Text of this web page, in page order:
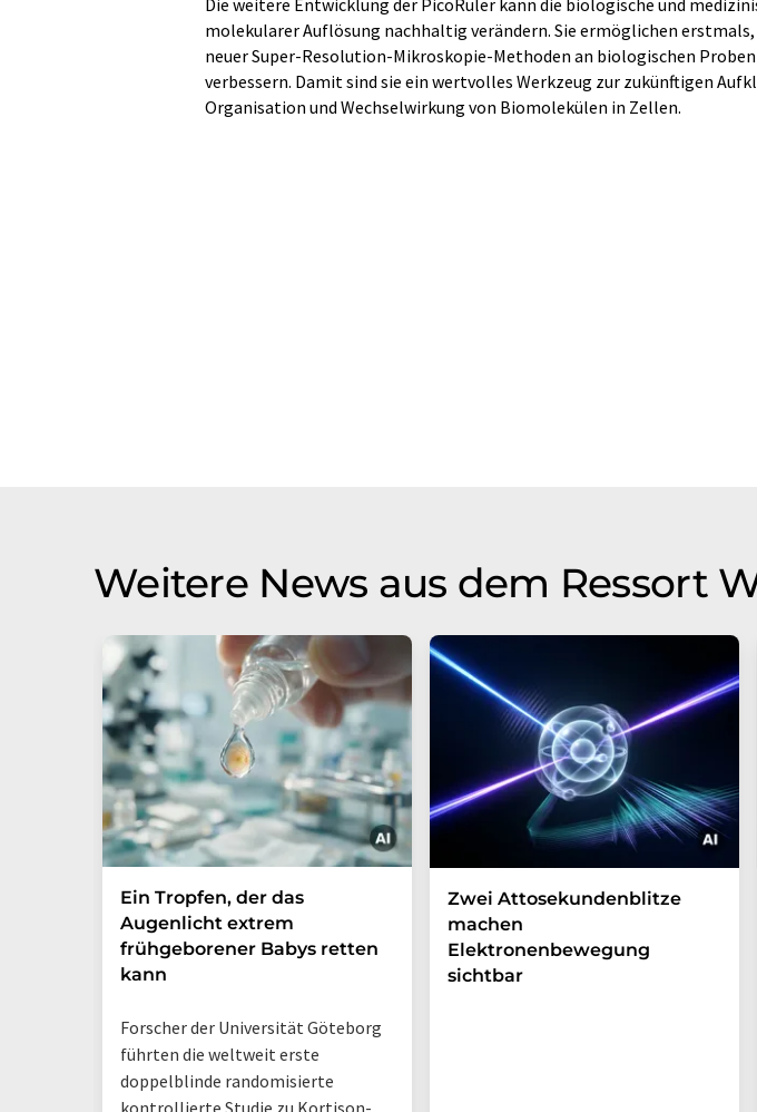
Die weitere Entwicklung der PicoRuler kann die biologische und
molekularer Auflösung nachhaltig verändern. Sie ermöglichen
neuer Super-Resolution-Mikroskopie-Methoden an biologischen Proben
verbessern. Damit sind sie ein wertvolles Werkzeug zur zukünftigen
Organisation und Wechselwirkung von Biomolekülen in Zellen.
Weitere News aus dem Ressort
Ein Tropfen, der das
Augenlicht extrem
frühgeborener Babys retten
kann
Forscher der Universität Göteborg
führten die weltweit erste
doppelblinde randomisierte
kontrollierte Studie zu Kortison-
Zwei Attosekundenblitze
machen
Elektronenbewegung
sichtbar